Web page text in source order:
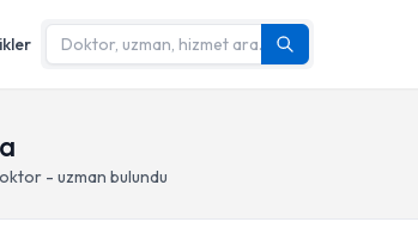
- uzman bulundu